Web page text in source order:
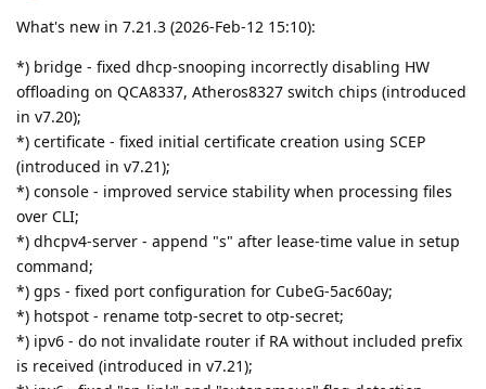
What's new in 7.21.3 (2026-Feb-12 15:10):
*) bridge - fixed dhcp-snooping incorrectly disabling HW
offloading on QCA8337, Atheros8327 switch chips (introduced
in v7.20);
*) certificate - fixed initial certificate creation using SCEP
(introduced in v7.21);
*) console - improved service stability when processing files
over CLI;
*) dhcpv4-server - append "s" after lease-time value in setup
command;
*) gps - fixed port configuration for CubeG-5ac60ay;
*) hotspot - rename totp-secret to otp-secret;
*) ipv6 - do not invalidate router if RA without included prefix
is received (introduced in v7.21);